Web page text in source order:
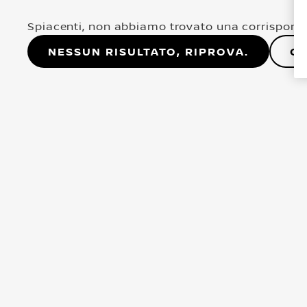
Spiacenti, non abbiamo trovato una
Nessun risultato, riprova.